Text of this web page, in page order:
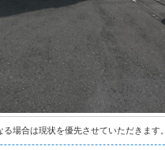
場合は現状を優先させていただきます。